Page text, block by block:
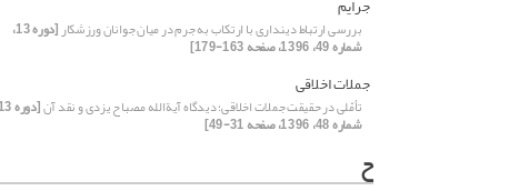
جرایم
بررسی ارتباط دینداری با ارتکاب به جرم در میان جوانان ورزشکار [دوره 13،
شماره 49، 1396، صفحه 163-179]
جملات اخلاقی
تأمّلی در حقیقت جملات اخلاقی؛ دیدگاه آیة‏الله مصباح یزدی و نقد آن
شماره 48، 1396، صفحه 31-49]
ح